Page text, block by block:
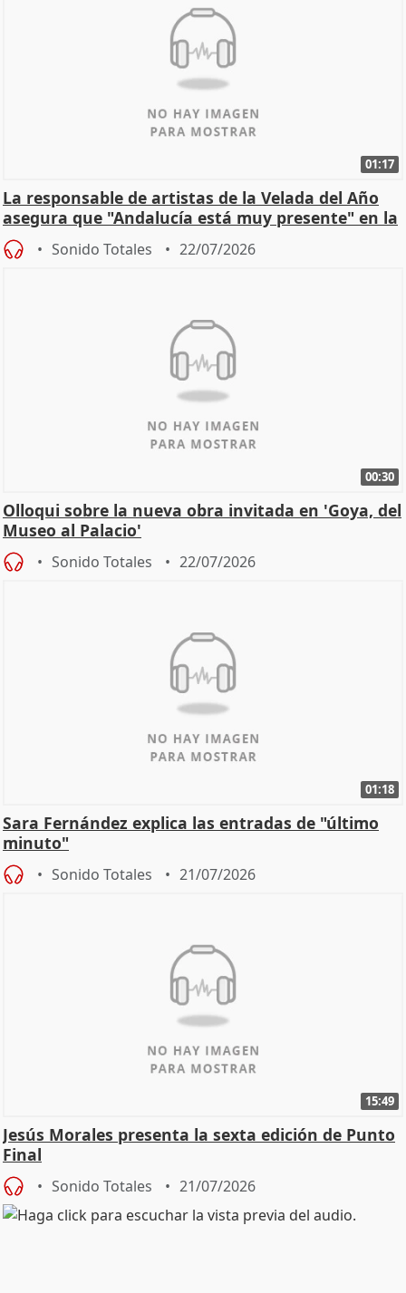
01:17
La responsable de artistas de la Velada del Año
asegura que "Andalucía está muy presente" en la
cita
Sonido Totales 22/07/2026
00:30
Olloqui sobre la nueva obra invitada en 'Goya, del
Museo al Palacio'
Sonido Totales 22/07/2026
01:18
Sara Fernández explica las entradas de "último
minuto"
Sonido Totales 21/07/2026
15:49
Jesús Morales presenta la sexta edición de Punto
Final
Sonido Totales 21/07/2026